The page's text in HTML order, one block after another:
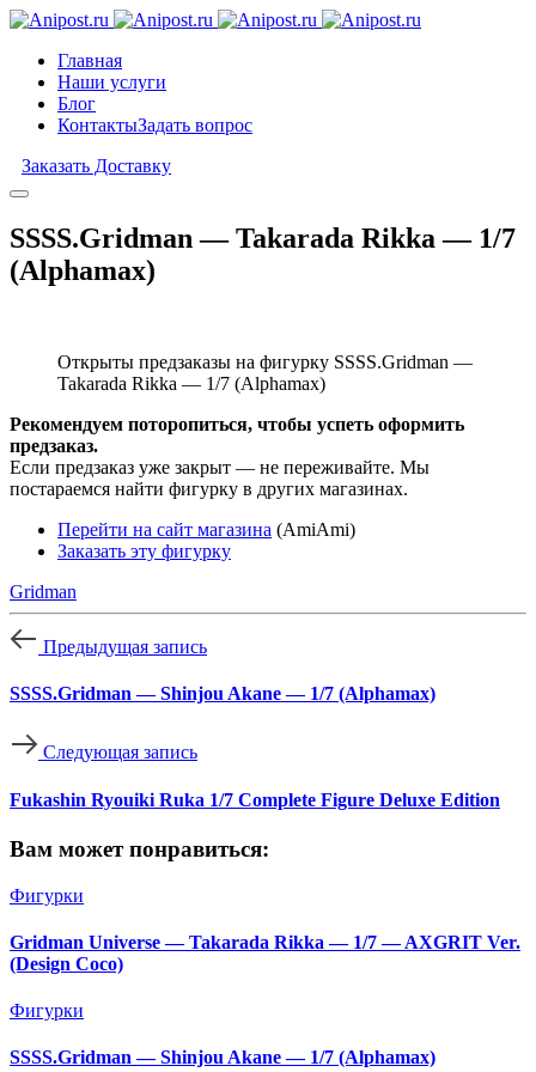
Главная
Наши услуги
Блог
КонтактыЗадать вопрос
Заказать Доставку
SSSS.Gridman — Takarada Rikka — 1/7
(Alphamax)
Открыты предзаказы на фигурку SSSS.Gridman —
Takarada Rikka — 1/7 (Alphamax)
Рекомендуем поторопиться, чтобы успеть оформить
предзаказ.
Если предзаказ уже закрыт — не переживайте. Мы
постараемся найти фигурку в других магазинах.
Перейти на сайт магазина (AmiAmi)
Заказать эту фигурку
Gridman
Предыдущая запись
SSSS.Gridman — Shinjou Akane — 1/7 (Alphamax)
Следующая запись
Fukashin Ryouiki Ruka 1/7 Complete Figure Deluxe Edition
Вам может понравиться:
Фигурки
Gridman Universe — Takarada Rikka — 1/7 — AXGRIT Ver.
(Design Coco)
Фигурки
SSSS.Gridman — Shinjou Akane — 1/7 (Alphamax)